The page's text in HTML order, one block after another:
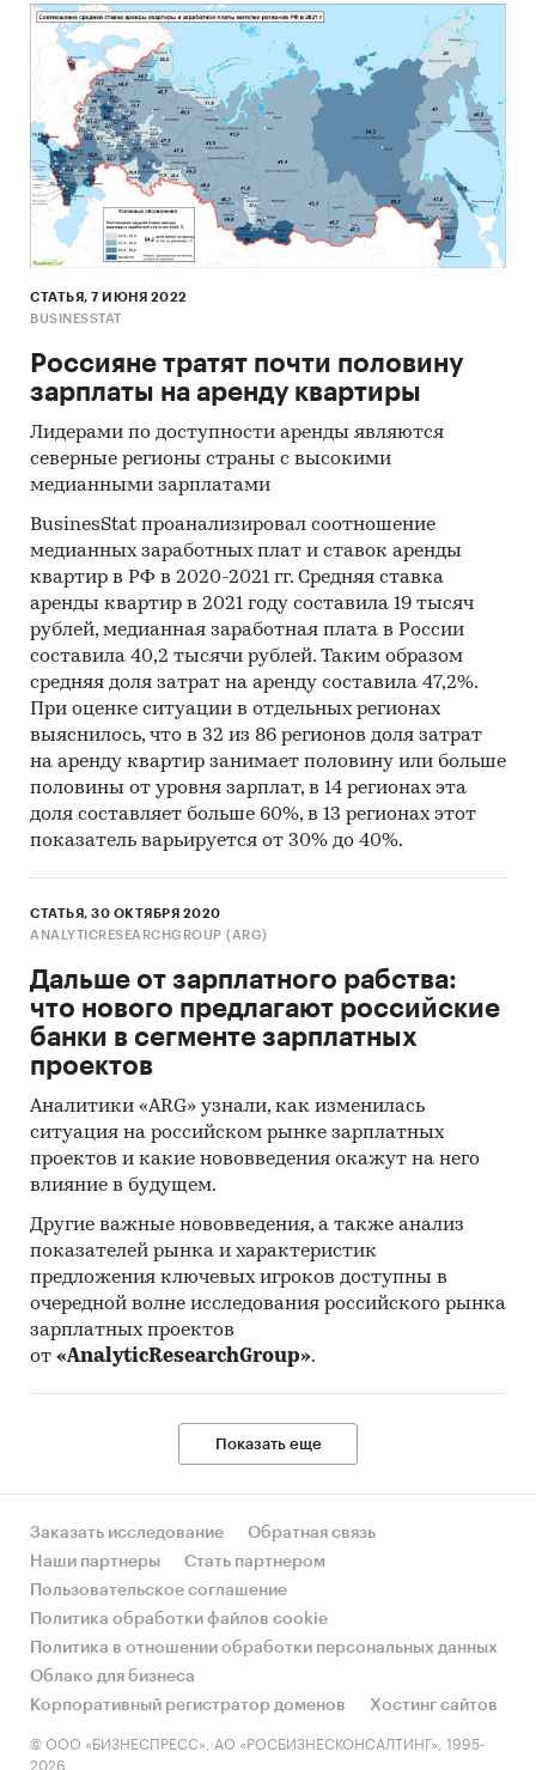
СТАТЬЯ, 7 ИЮНЯ 2022
BUSINESSTAT
Россияне тратят почти половину
зарплаты на аренду квартиры
Лидерами по доступности аренды являются
северные регионы страны с высокими
медианными зарплатами
BusinesStat проанализировал соотношение
медианных заработных плат и ставок аренды
квартир в РФ в 2020-2021 гг. Средняя ставка
аренды квартир в 2021 году составила 19 тысяч
рублей, медианная заработная плата в России
составила 40,2 тысячи рублей. Таким образом
средняя доля затрат на аренду составила 47,2%.
При оценке ситуации в отдельных регионах
выяснилось, что в 32 из 86 регионов доля затрат
на аренду квартир занимает половину или больше
половины от уровня зарплат, в 14 регионах эта
доля составляет больше 60%, в 13 регионах этот
показатель варьируется от 30% до 40%.
СТАТЬЯ, 30 ОКТЯБРЯ 2020
ANALYTICRESEARCHGROUP (ARG)
Дальше от зарплатного рабства:
что нового предлагают российские
банки в сегменте зарплатных
проектов
Аналитики «ARG» узнали, как изменилась
ситуация на российском рынке зарплатных
проектов и какие нововведения окажут на него
влияние в будущем.
Другие важные нововведения, а также анализ
показателей рынка и характеристик
предложения ключевых игроков доступны в
очередной волне исследования российского рынка
зарплатных проектов
от «AnalyticResearchGroup».
Показать еще
Заказать исследование
Обратная связь
Наши партнеры
Стать партнером
Пользовательское соглашение
Политика обработки файлов cookie
Политика в отношении обработки персональных данных
Облако для бизнеса
Корпоративный регистратор доменов
Хостинг сайтов
© ООО «БИЗНЕСПРЕСС», АО «РОСБИЗНЕСКОНСАЛТИНГ», 1995-
2026.